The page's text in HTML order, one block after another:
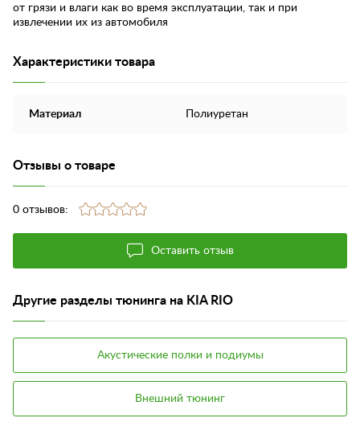
от грязи и влаги как во время эксплуатации, так и при
извлечении их из автомобиля
Характеристики товара
Материал Полиуретан
Отзывы о товаре
0 отзывов:
Оставить отзыв
Другие разделы тюнинга на KIA RIO
Акустические полки и подиумы
Внешний тюнинг